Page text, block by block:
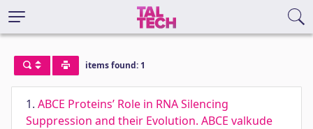
items found: 1
1. ABCE Proteins’ Role in RNA Silencing
Suppression and their Evolution. ABCE valkude